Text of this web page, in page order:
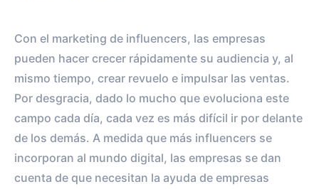
Con el marketing de influencers, las empresas
pueden hacer crecer rápidamente su audiencia y, al
mismo tiempo, crear revuelo e impulsar las ventas.
Por desgracia, dado lo mucho que evoluciona este
campo cada día, cada vez es más difícil ir por delante
de los demás. A medida que más influencers se
incorporan al mundo digital, las empresas se dan
cuenta de que necesitan la ayuda de empresas